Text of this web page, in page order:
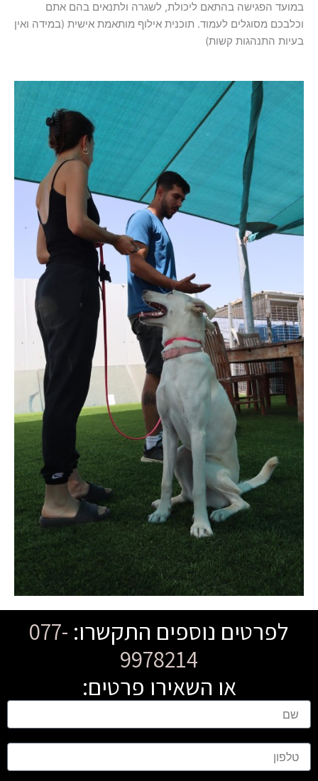
במועד הפגישה בהתאם ליכולת, לשגרה ולתנאים בהם אתם
וכלבכם מסוגלים לעמוד. תוכנית אילוף מותאמת אישית (במידה ואין
בעיות התנהגות קשות)
לפרטים נוספים התקשרו: 077-
9978214
או השאירו פרטים:
ש
ט